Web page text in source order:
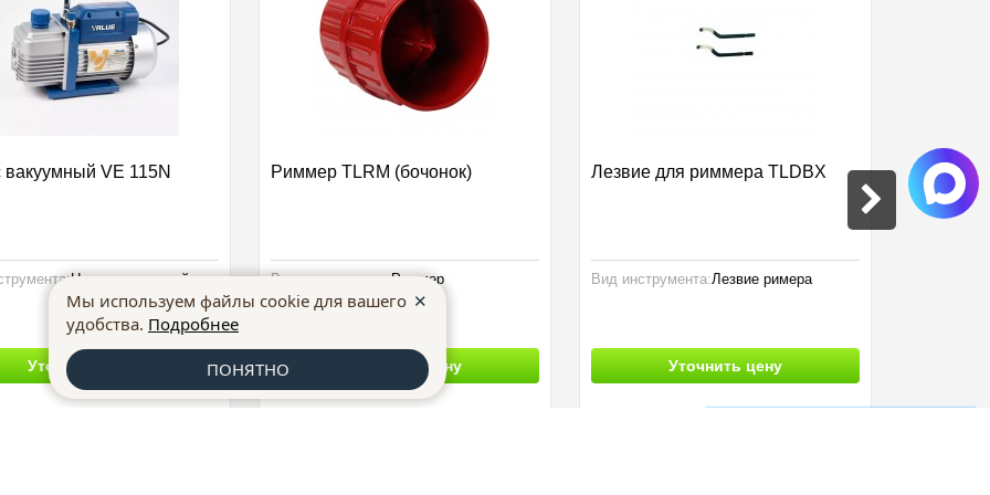
вакуумный VE 115N
Насос вакуумный
Уточнить цену
Риммер TLRM (бочонок)
Вид инструмента:Риммер
Уточнить цену
Лезвие для риммера TLDBX
Вид инструмента:Лезвие римера
Уточнить цену
Мы используем файлы cookie для вашего
удобства. Подробнее
✕
ПОНЯТНО